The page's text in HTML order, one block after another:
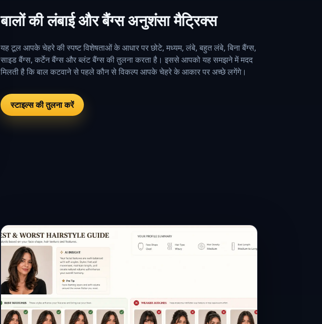
बालों की लंबाई और बैंग्स अनुशंसा मैट्रिक्स
यह टूल आपके चेहरे की स्पष्ट विशेषताओं के आधार पर छोटे, मध्यम, लंबे, बहुत लंबे, बिना बैंग्स,
साइड बैंग्स, कर्टेन बैंग्स और ब्लंट बैंग्स की तुलना करता है। इससे आपको यह समझने में मदद
मिलती है कि बाल कटवाने से पहले कौन से विकल्प आपके चेहरे के आकार पर अच्छे लगेंगे।
स्टाइल्स की तुलना करें